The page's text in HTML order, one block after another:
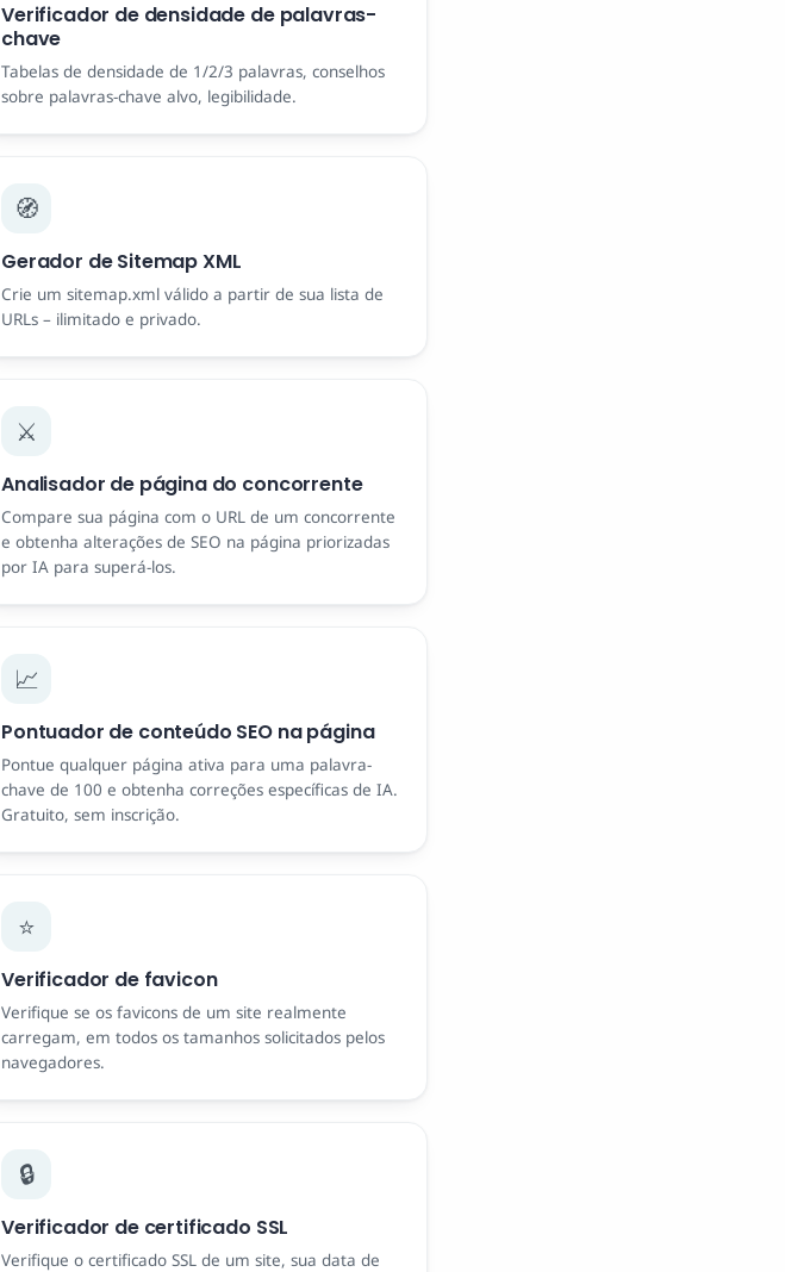
Verificador de densidade de palavras-
chave
Tabelas de densidade de 1/2/3 palavras, conselhos
sobre palavras-chave alvo, legibilidade.
🧭
Gerador de Sitemap XML
Crie um sitemap.xml válido a partir de sua lista de
URLs – ilimitado e privado.
⚔️
Analisador de página do concorrente
Compare sua página com o URL de um concorrente
e obtenha alterações de SEO na página priorizadas
por IA para superá-los.
📈
Pontuador de conteúdo SEO na página
Pontue qualquer página ativa para uma palavra-
chave de 100 e obtenha correções específicas de IA.
Gratuito, sem inscrição.
⭐
Verificador de favicon
Verifique se os favicons de um site realmente
carregam, em todos os tamanhos solicitados pelos
navegadores.
🔒
Verificador de certificado SSL
Verifique o certificado SSL de um site, sua data de